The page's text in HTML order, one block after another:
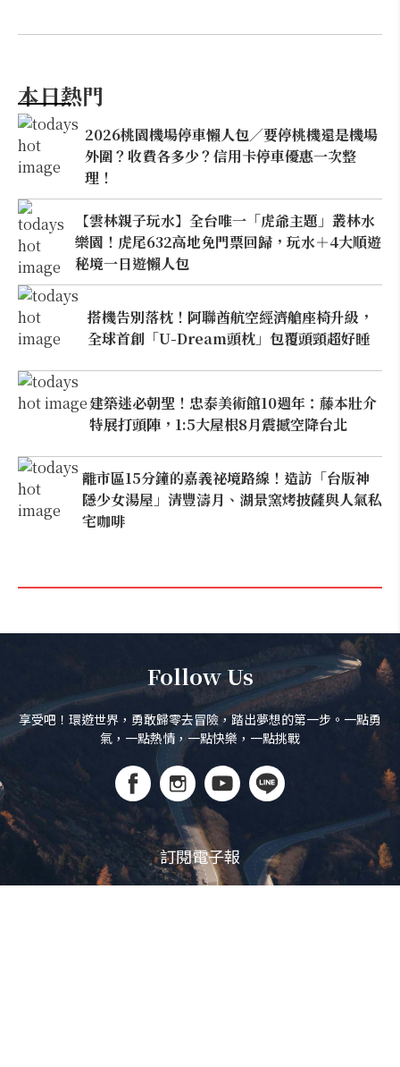
本日熱門
2026桃園機場停車懶人包／要停桃機還是機場
外圍？收費各多少？信用卡停車優惠一次整
理！
【雲林親子玩水】全台唯一「虎爺主題」叢林水
樂園！虎尾632高地免門票回歸，玩水＋4大順遊
秘境一日遊懶人包
搭機告別落枕！阿聯酋航空經濟艙座椅升級，
全球首創「U-Dream頭枕」包覆頭頸超好睡
建築迷必朝聖！忠泰美術館10週年：藤本壯介
特展打頭陣，1:5大屋根8月震撼空降台北
離市區15分鐘的嘉義祕境路線！造訪「台版神
隱少女湯屋」清豐濤月、湖景窯烤披薩與人氣私
宅咖啡
Follow Us
享受吧！環遊世界，勇敢歸零去冒險，踏出夢想的第一步。一點勇
氣，一點熱情，一點快樂，一點挑戰
訂閱電子報